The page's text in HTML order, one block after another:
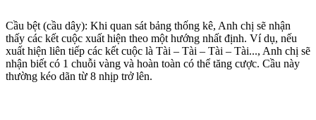
Cầu bệt (cầu dây): Khi quan sát bảng thống kê, Anh chị sẽ nhận
thấy các kết cuộc xuất hiện theo một hướng nhất định. Ví dụ, nếu
xuất hiện liên tiếp các kết cuộc là Tài – Tài – Tài – Tài..., Anh chị sẽ
nhận biết có 1 chuỗi vàng và hoàn toàn có thể tăng cược. Cầu này
thường kéo dãn từ 8 nhịp trở lên.